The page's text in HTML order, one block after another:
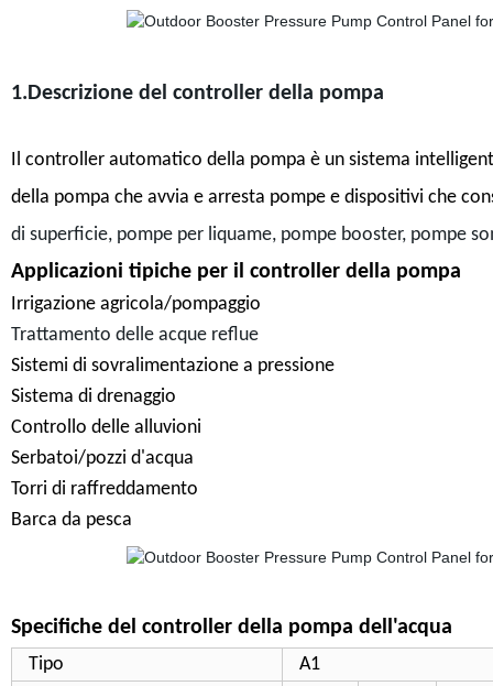
1.Descrizione del controller della pompa
Il controller automatico della pompa è un sistema
della pompa che avvia e arresta pompe e dispositivi che
di superficie, pompe per liquame, pompe booster, pompe
Applicazioni tipiche per il controller della pompa
Irrigazione agricola/pompaggio
Trattamento delle acque reflue
Sistemi di sovralimentazione a pressione
Sistema di drenaggio
Controllo delle alluvioni
Serbatoi/pozzi d'acqua
Torri di raffreddamento
Barca da pesca
Specifiche del controller della pompa dell'acqua
Tipo A1